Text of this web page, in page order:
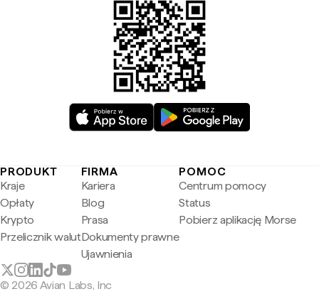
PRODUKT
Kraje
Opłaty
Krypto
Przelicznik walut
FIRMA
Kariera
Blog
Prasa
Dokumenty prawne
Ujawnienia
POMOC
Centrum pomocy
Status
Pobierz aplikację Morse
© 2026 Avian Labs, Inc